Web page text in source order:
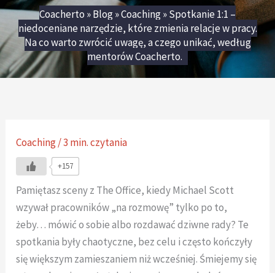
Coacherto »Blog»Coaching»Spotkanie 1:1 –
niedoceniane narzędzie, które zmienia relacje w pracy.
Na co warto zwrócić uwagę, a czego unikać, według
mentorów Coacherto.
Coaching/3 min. czytania
+157
Pamiętasz sceny z The Office, kiedy Michael Scott
wzywał pracowników „na rozmowę” tylko po to,
żeby… mówić o sobie albo rozdawać dziwne rady? Te
spotkania były chaotyczne, bez celu i często kończyły
się większym zamieszaniem niż wcześniej. Śmiejemy się